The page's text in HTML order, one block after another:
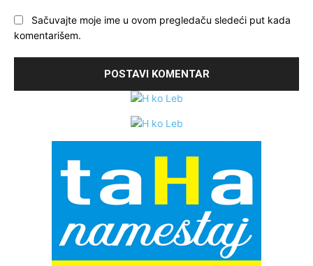
Sačuvajte moje ime u ovom pregledaču sledeći put kada
komentarišem.